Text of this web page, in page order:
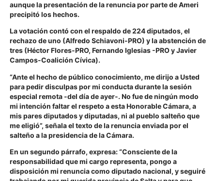
aunque la presentación de la renuncia por parte de Ameri
precipitó los hechos.
La votación contó con el respaldo de 224 diputados, el
rechazo de uno (Alfredo Schiavoni-PRO) y la abstención de
tres (Héctor Flores-PRO, Fernando Iglesias -PRO y Javier
Campos-Coalición Cívica).
“Ante el hecho de público conocimiento, me dirijo a Usted
para pedir disculpas por mi conducta durante la sesión
especial remota -del día de ayer-. No fue de ningún modo
mi intención faltar el respeto a esta Honorable Cámara, a
mis pares diputados y diputadas, ni al pueblo salteño que
me eligió”, señala el texto de la renuncia enviada por el
salteño a la presidencia de la Cámara.
En un segundo párrafo, expresa: “Consciente de la
responsabilidad que mi cargo representa, pongo a
disposición mi renuncia como diputado nacional, y seguiré